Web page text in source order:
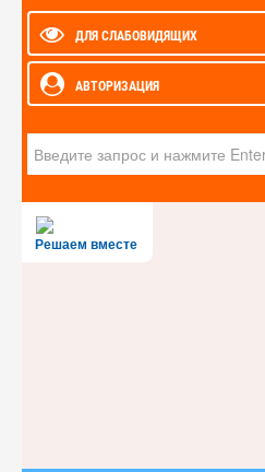
ДЛЯ СЛАБОВИДЯЩИХ
АВТОРИЗАЦИЯ
Решаем вместе